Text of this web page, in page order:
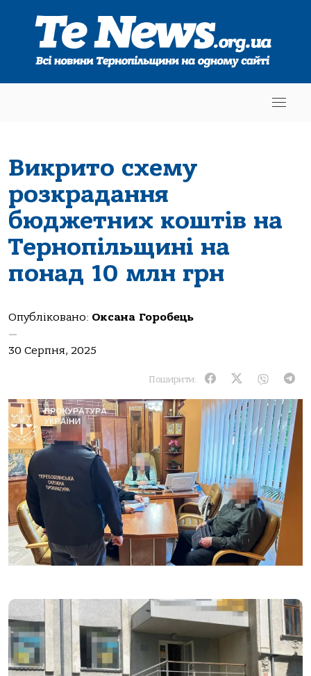
Викрито схему
розкрaдaння
бюджетних коштів нa
Тернопільщині нa
понaд 10 млн грн
Опубліковано: Оксана Горобець
—
30 Серпня, 2025
Поширити: